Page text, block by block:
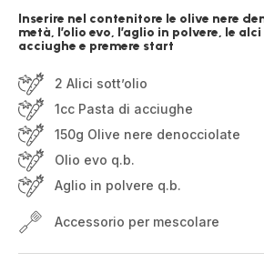
Inserire nel contenitore le olive nere
metà, l’olio evo, l’aglio in polvere, le
acciughe e premere start
2 Alici sott’olio
1cc Pasta di acciughe
150g Olive nere denocciolate
Olio evo q.b.
Aglio in polvere q.b.
Accessorio per mescolare